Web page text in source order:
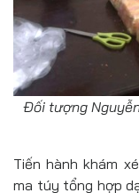
Đối tượng
Tiến hành khám
ma túy tổng hợp